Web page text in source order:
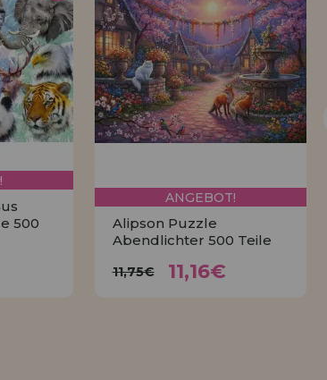
500
ANGEBOT!
Alipson Puzzle
Abendlichter 500 Teile
11,75€ 11,16€